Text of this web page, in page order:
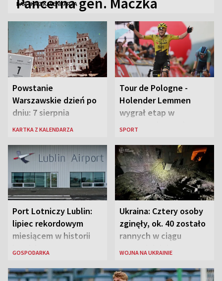
KARTKA Z KALENDARZA
Powstanie
Warszawskie dzień po
dniu: 7 sierpnia
KARTKA Z KALENDARZA
Tour de Pologne -
Holender Lemmen
wygrał etap w
Karpaczu i został
SPORT
Port Lotniczy Lublin:
lipiec rekordowym
miesiącem w historii
lotniska
GOSPODARKA
Ukraina: Cztery osoby
zginęły, ok. 40 zostało
rannych w ciągu
ostatniej doby w
WOJNA NA UKRAINIE